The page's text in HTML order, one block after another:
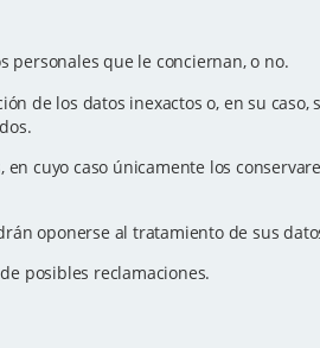
personales que le conciernan, o no.
de los datos inexactos o, en su caso,
cuyo caso únicamente los
oponerse al tratamiento de sus
posibles reclamaciones.